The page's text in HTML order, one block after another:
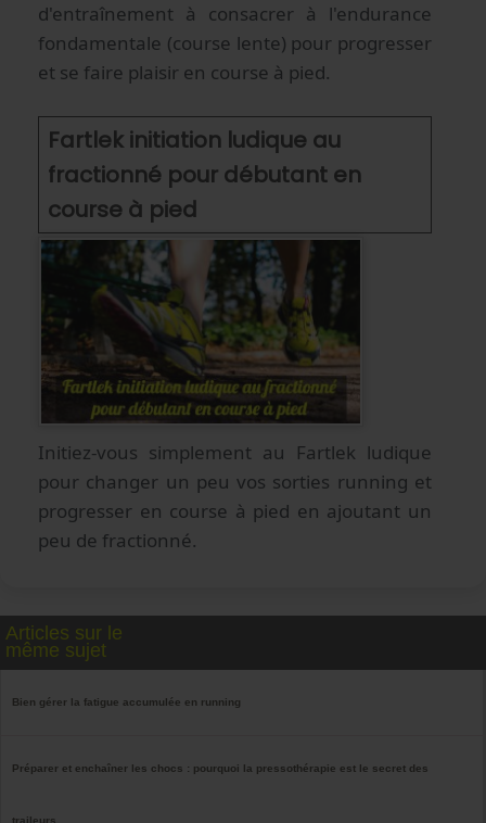
d'entraînement à consacrer à l'endurance
fondamentale (course lente) pour progresser
et se faire plaisir en course à pied.
Fartlek initiation ludique au
fractionné pour débutant en
course à pied
Initiez-vous simplement au Fartlek ludique
pour changer un peu vos sorties running et
progresser en course à pied en ajoutant un
peu de fractionné.
Articles sur le
même sujet
Bien gérer la fatigue accumulée en running
Préparer et enchaîner les chocs : pourquoi la pressothérapie est le secret des
traileurs